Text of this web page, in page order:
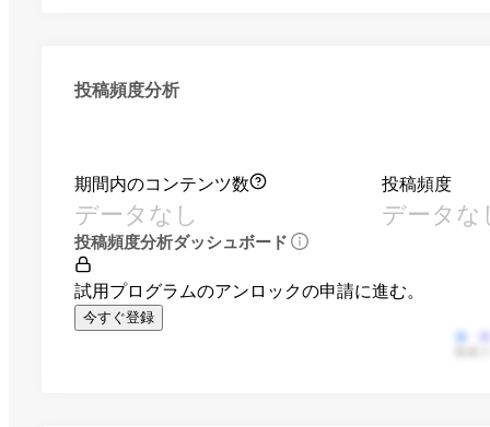
投稿頻度分析
期間内のコンテンツ数
データなし
投稿頻度
データな
投稿頻度分析ダッシュボード
試用プログラムのアンロックの申請に進む。
今すぐ登録